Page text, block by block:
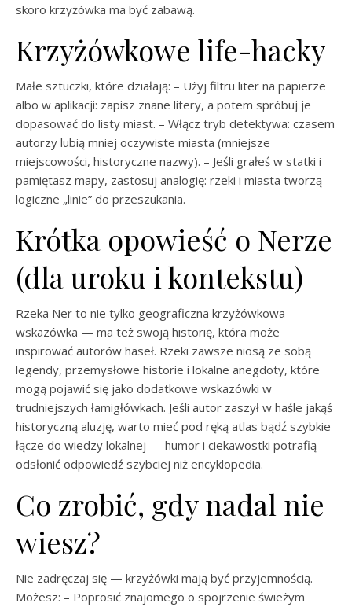
skoro krzyżówka ma być zabawą.
Krzyżówkowe life-hacky
Małe sztuczki, które działają: – Użyj filtru liter na papierze
albo w aplikacji: zapisz znane litery, a potem spróbuj je
dopasować do listy miast. – Włącz tryb detektywa: czasem
autorzy lubią mniej oczywiste miasta (mniejsze
miejscowości, historyczne nazwy). – Jeśli grałeś w statki i
pamiętasz mapy, zastosuj analogię: rzeki i miasta tworzą
logiczne „linie” do przeszukania.
Krótka opowieść o Nerze
(dla uroku i kontekstu)
Rzeka Ner to nie tylko geograficzna krzyżówkowa
wskazówka — ma też swoją historię, która może
inspirować autorów haseł. Rzeki zawsze niosą ze sobą
legendy, przemysłowe historie i lokalne anegdoty, które
mogą pojawić się jako dodatkowe wskazówki w
trudniejszych łamigłówkach. Jeśli autor zaszył w haśle jakąś
historyczną aluzję, warto mieć pod ręką atlas bądź szybkie
łącze do wiedzy lokalnej — humor i ciekawostki potrafią
odsłonić odpowiedź szybciej niż encyklopedia.
Co zrobić, gdy nadal nie
wiesz?
Nie zadręczaj się — krzyżówki mają być przyjemnością.
Możesz: – Poprosić znajomego o spojrzenie świeżym